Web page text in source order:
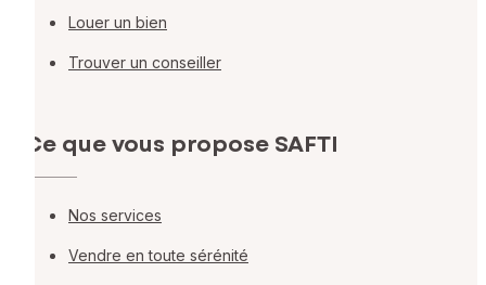
Louer un bien
Trouver un conseiller
Ce que vous propose SAFTI
Nos services
Vendre en toute sérénité